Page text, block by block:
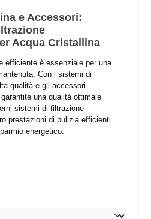
e Accessori:
Acqua Cristallina
efficiente è essenziale per una
Con i sistemi di
qualità e gli accessori
una qualità ottimale
sistemi di filtrazione
prestazioni di pulizia efficienti
energetico.